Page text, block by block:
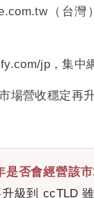
（台
jp，集中
場營收穩定再
是否會經營該
級到 ccTLD